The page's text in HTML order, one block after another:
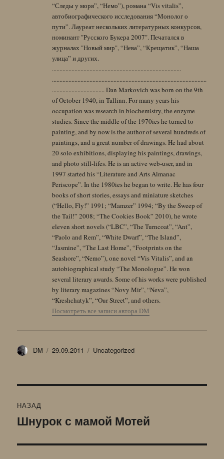
“Следы у моря”, “Немо”), романа “Vis vitalis”,
автобиографического исследования “Монолог о
пути”. Лауреат нескольких литературных конкурсов,
номинант "Русского Букера 2007". Печатался в
журналах "Новый мир", “Нева”, “Крещатик”, “Наша
улица” и других.
......................................................................................
.......................................................................................................
................................... Dan Markovich was born on the 9th
of October 1940, in Tallinn. For many years his
occupation was research in biochemistry, the enzyme
studies. Since the middle of the 1970ies he turned to
painting, and by now is the author of several hundreds of
paintings, and a great number of drawings. He had about
20 solo exhibitions, displaying his paintings, drawings,
and photo still-lifes. He is an active web-user, and in
1997 started his “Literature and Arts Almanac
Periscope”. In the 1980ies he began to write. He has four
books of short stories, essays and miniature sketches
(“Hello, Fly!” 1991; “Mamzer” 1994; “By the Sweep of
the Tail!” 2008; “The Cookies Book” 2010), he wrote
eleven short novels (“LBC”, “The Turncoat”, “Ant”,
“Paolo and Rem”, “White Dwarf”, “The Island”,
“Jasmine”, “The Last Home”, “Footprints on the
Seashore”, “Nemo”), one novel “Vis Vitalis”, and an
autobiographical study “The Monologue”. He won
several literary awards. Some of his works were published
by literary magazines “Novy Mir”, “Neva”,
“Kreshchatyk”, “Our Street”, and others.
Посмотреть все записи автора DM
Автор
DM Опубликовано
29.09.2011 Рубрики
Uncategorized
по
НАЗАД
Предыдущая
Шнурок с мамой Мотей